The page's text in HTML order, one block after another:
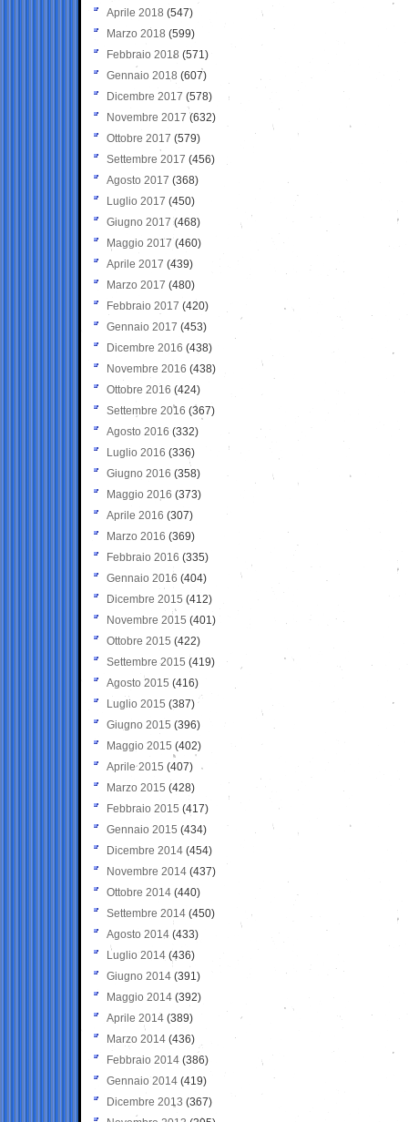
Aprile 2018 (547)
Marzo 2018 (599)
Febbraio 2018 (571)
Gennaio 2018 (607)
Dicembre 2017 (578)
Novembre 2017 (632)
Ottobre 2017 (579)
Settembre 2017 (456)
Agosto 2017 (368)
Luglio 2017 (450)
Giugno 2017 (468)
Maggio 2017 (460)
Aprile 2017 (439)
Marzo 2017 (480)
Febbraio 2017 (420)
Gennaio 2017 (453)
Dicembre 2016 (438)
Novembre 2016 (438)
Ottobre 2016 (424)
Settembre 2016 (367)
Agosto 2016 (332)
Luglio 2016 (336)
Giugno 2016 (358)
Maggio 2016 (373)
Aprile 2016 (307)
Marzo 2016 (369)
Febbraio 2016 (335)
Gennaio 2016 (404)
Dicembre 2015 (412)
Novembre 2015 (401)
Ottobre 2015 (422)
Settembre 2015 (419)
Agosto 2015 (416)
Luglio 2015 (387)
Giugno 2015 (396)
Maggio 2015 (402)
Aprile 2015 (407)
Marzo 2015 (428)
Febbraio 2015 (417)
Gennaio 2015 (434)
Dicembre 2014 (454)
Novembre 2014 (437)
Ottobre 2014 (440)
Settembre 2014 (450)
Agosto 2014 (433)
Luglio 2014 (436)
Giugno 2014 (391)
Maggio 2014 (392)
Aprile 2014 (389)
Marzo 2014 (436)
Febbraio 2014 (386)
Gennaio 2014 (419)
Dicembre 2013 (367)